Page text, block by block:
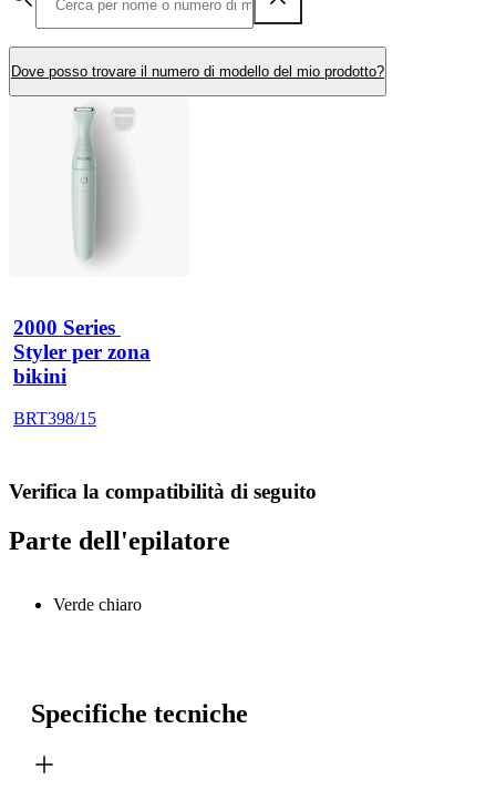
Dove posso trovare il numero di modello del mio prodotto?
2000 Series
Styler per zona
bikini
BRT398/15
Verifica la compatibilità di seguito
Parte dell'epilatore
Verde chiaro
Specifiche tecniche